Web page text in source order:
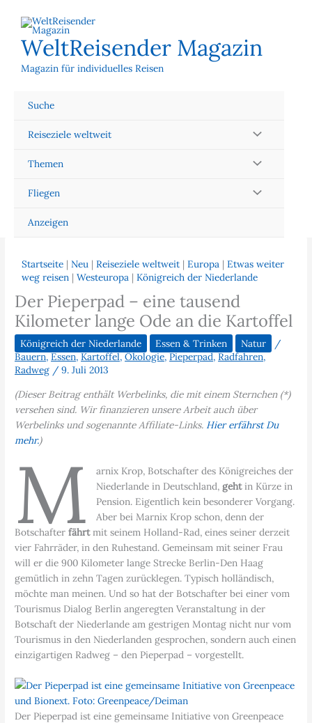
Inhalt
springenWeltReisender Magazin
Magazin für individuelles Reisen
Suche
Reiseziele weltweit
Themen
Fliegen
Anzeigen
Startseite |Neu |Reiseziele weltweit |Europa |Etwas weiter
weg reisen |Westeuropa |Königreich der Niederlande
Der Pieperpad – eine tausend
Kilometer lange Ode an die Kartoffel
Königreich der Niederlande Essen & Trinken Natur
/
Bauern,Essen,Kartoffel,Ökologie,Pieperpad,Radfahren,
Radweg /9. Juli 2013
(Dieser Beitrag enthält Werbelinks, die mit einem Sternchen (*)
versehen sind. Wir finanzieren unsere Arbeit auch über
Werbelinks und sogenannte Affiliate-Links. Hier erfährst Du
mehr.)
M
arnix Krop, Botschafter des Königreiches der
Niederlande in Deutschland, gehtin Kürze in
Pension. Eigentlich kein besonderer Vorgang.
Aber bei Marnix Krop schon, denn der
Botschafterfährtmit seinem Holland-Rad, eines seiner derzeit
vier Fahrräder, in den Ruhestand. Gemeinsam mit seiner Frau
will er die 900 Kilometer lange Strecke Berlin-Den Haag
gemütlich in zehn Tagen zurücklegen. Typisch holländisch,
möchte man meinen. Und so hat der Botschafter bei einer vom
Tourismus Dialog Berlin angeregten Veranstaltung in der
Botschaft der Niederlande am gestrigen Montag nicht nur vom
Tourismus in den Niederlanden gesprochen, sondern auch einen
einzigartigen Radweg – den Pieperpad – vorgestellt.
Der Pieperpad ist eine gemeinsame Initiative von Greenpeace